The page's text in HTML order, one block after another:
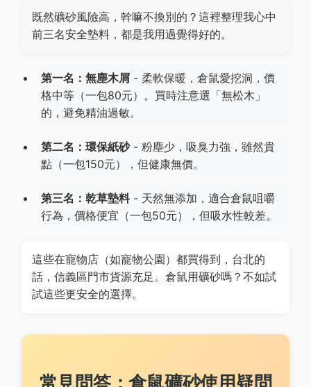
既然礦砂風險高，幹嘛不換別的？這裡整理我心中
前三名安全墊料，都是我用過覺得好的。
第一名：無塵木屑 - 柔軟保暖，倉鼠愛挖洞，價
格中等（一包80元）。買時注意選「無松木」
的，避免精油過敏。
第二名：環保紙砂- 粉塵少，吸臭力強，雖然貴
點（一包150元），但健康無價。
第三名：乾草墊料- 天然無添加，適合倉鼠咀嚼
行為，價格便宜（一包50元），但吸水性較差。
這些在寵物店（如寵物公園）都買得到，台北的
話，信義區門市貨源充足。倉鼠用礦砂嗎？不如試
試這些更安全的選擇。
常見問答：倉鼠礦砂使用疑問